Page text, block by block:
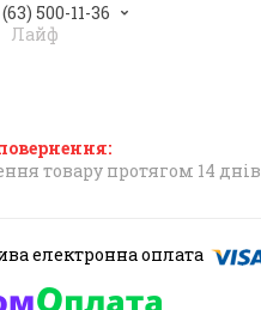
500-11-36
Лайф
товару протягом 14 днів